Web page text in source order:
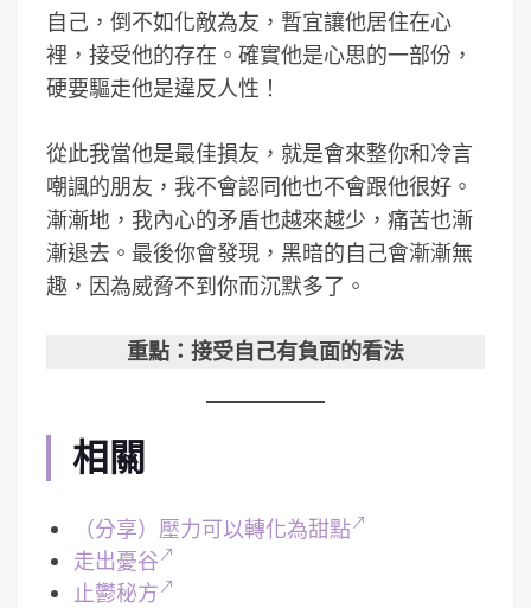
自己，倒不如化敵為友，暫宜讓他居住在心
裡，接受他的存在。確實他是心思的一部份，
硬要驅走他是違反人性！
從此我當他是最佳損友，就是會來整你和冷言
嘲諷的朋友，我不會認同他也不會跟他很好。
漸漸地，我內心的矛盾也越來越少，痛苦也漸
漸退去。最後你會發現，黑暗的自己會漸漸無
趣，因為威脅不到你而沉默多了。
重點：接受自己有負面的看法
相關
（分享）壓力可以轉化為甜點
走出憂谷
止鬱秘方